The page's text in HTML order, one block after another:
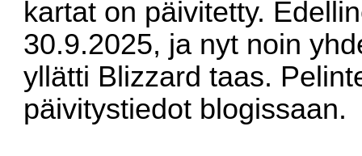
kartat on päivitetty.
30.9.2025, ja nyt noin
yllätti Blizzard taas.
päivitystiedot blogissaan.